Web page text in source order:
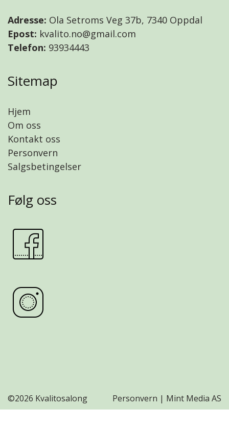
Adresse: Ola Setroms Veg 37b, 7340 Oppdal
Epost: kvalito.no@gmail.com
Telefon: 93934443
Sitemap
Hjem
Om oss
Kontakt oss
Personvern
Salgsbetingelser
Følg oss
©2026 Kvalitosalong Personvern | Mint Media AS